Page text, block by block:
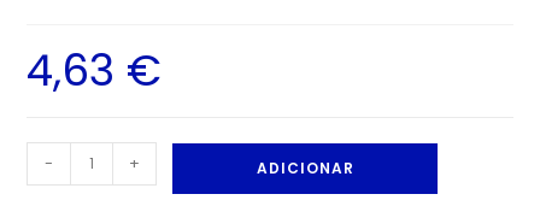
4,63 €
- + ADICIONAR